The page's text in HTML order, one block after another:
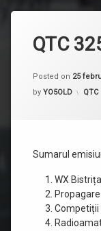
QTC
Posted on 25
by YO5OLD QTC
Sumarul
WX Bistrița
Competiții